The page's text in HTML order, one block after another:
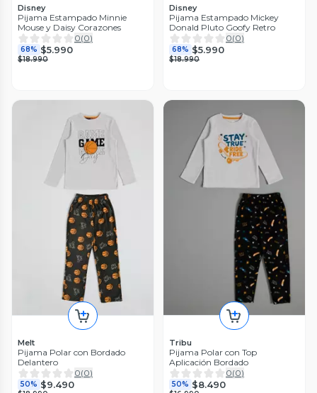
Disney
Pijama Estampado Minnie
Mouse y Daisy Corazones
0(0)
68% $5.990
$18.990
Disney
Pijama Estampado Mickey
Donald Pluto Goofy Retro
0(0)
68% $5.990
$18.990
Melt
Pijama Polar con Bordado
Delantero
0(0)
50% $9.490
Tribu
Pijama Polar con Top
Aplicación Bordado
0(0)
50% $8.490